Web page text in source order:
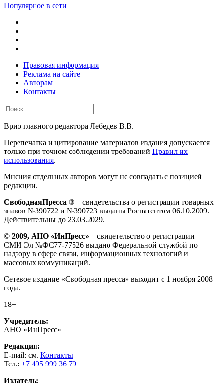
Популярное в сети
Правовая информация
Реклама на сайте
Авторам
Контакты
Врио главного редактора Лебедев В.В.
Перепечатка и цитирование материалов издания допускается
только при точном соблюдении требований Правил их
использования.
Мнения отдельных авторов могут не совпадать с позицией
редакции.
СвободнаяПресса ® – свидетельства о регистрации товарных
знаков №390722 и №390723 выданы Роспатентом 06.10.2009.
Действительны до 23.03.2029.
© 2009, АНО «ИнПресс» – свидетельство о регистрации
СМИ Эл №ФС77-77526 выдано Федеральной службой по
надзору в сфере связи, информационных технологий и
массовых коммуникаций.
Сетевое издание «Свободная пресса» выходит с 1 ноября 2008
года.
18+
Учредитель:
АНО «ИнПресс»
Редакция:
E-mail: см. Контакты
Тел.: +7 495 999 36 79
Издатель: